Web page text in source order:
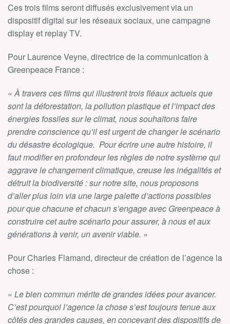
Ces trois films seront diffusés exclusivement via un
dispositif digital sur les réseaux sociaux, une campagne
display et replay TV.
Pour Laurence Veyne, directrice de la communication à
Greenpeace France :
«À travers ces films qui illustrent trois fléaux actuels que
sont la déforestation, la pollution plastique et l’impact des
énergies fossiles sur le climat, nous souhaitons faire
prendre conscience qu’il est urgent de changer le scénario
du désastre écologique. Pour écrire une autre histoire, il
faut modifier en profondeur les règles de notre système qui
aggrave le changement climatique, creuse les inégalités et
détruit la biodiversité : sur notre site, nous proposons
d’aller plus loin via une large palette d’actions possibles
pour que chacune et chacun s’engage avec Greenpeace à
construire cet autre scénario pour assurer, à nous et aux
générations à venir, un avenir viable. »
Pour Charles Flamand, directeur de création de l’agence la
chose :
« Le bien commun mérite de grandes idées pour avancer.
C’est pourquoi l’agence la chose s’est toujours tenue aux
côtés des grandes causes, en concevant des dispositifs de